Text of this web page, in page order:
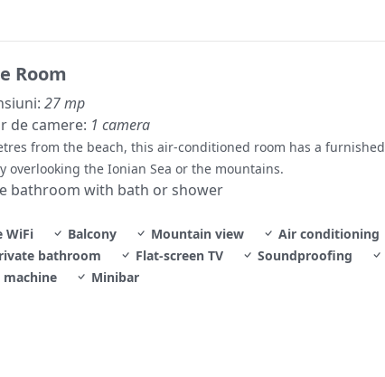
Room
27 mp
de camere: 1 camera
from the beach, this air-conditioned room has a furnished
overlooking the Ionian Sea or the mountains.
bathroom with bath or shower
WiFi Balcony Mountain view
Air conditioning
bathroom
Flat-screen TV
Soundproofing
machine
Minibar